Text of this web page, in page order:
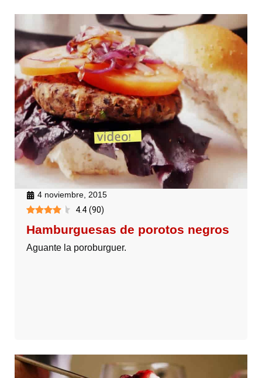
4 noviembre, 2015
4.4 (90)
Hamburguesas de porotos negros
Aguante la poroburguer.